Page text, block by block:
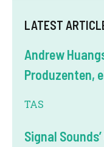
LATEST
Andrew
Produzenten,
TAS
Signal